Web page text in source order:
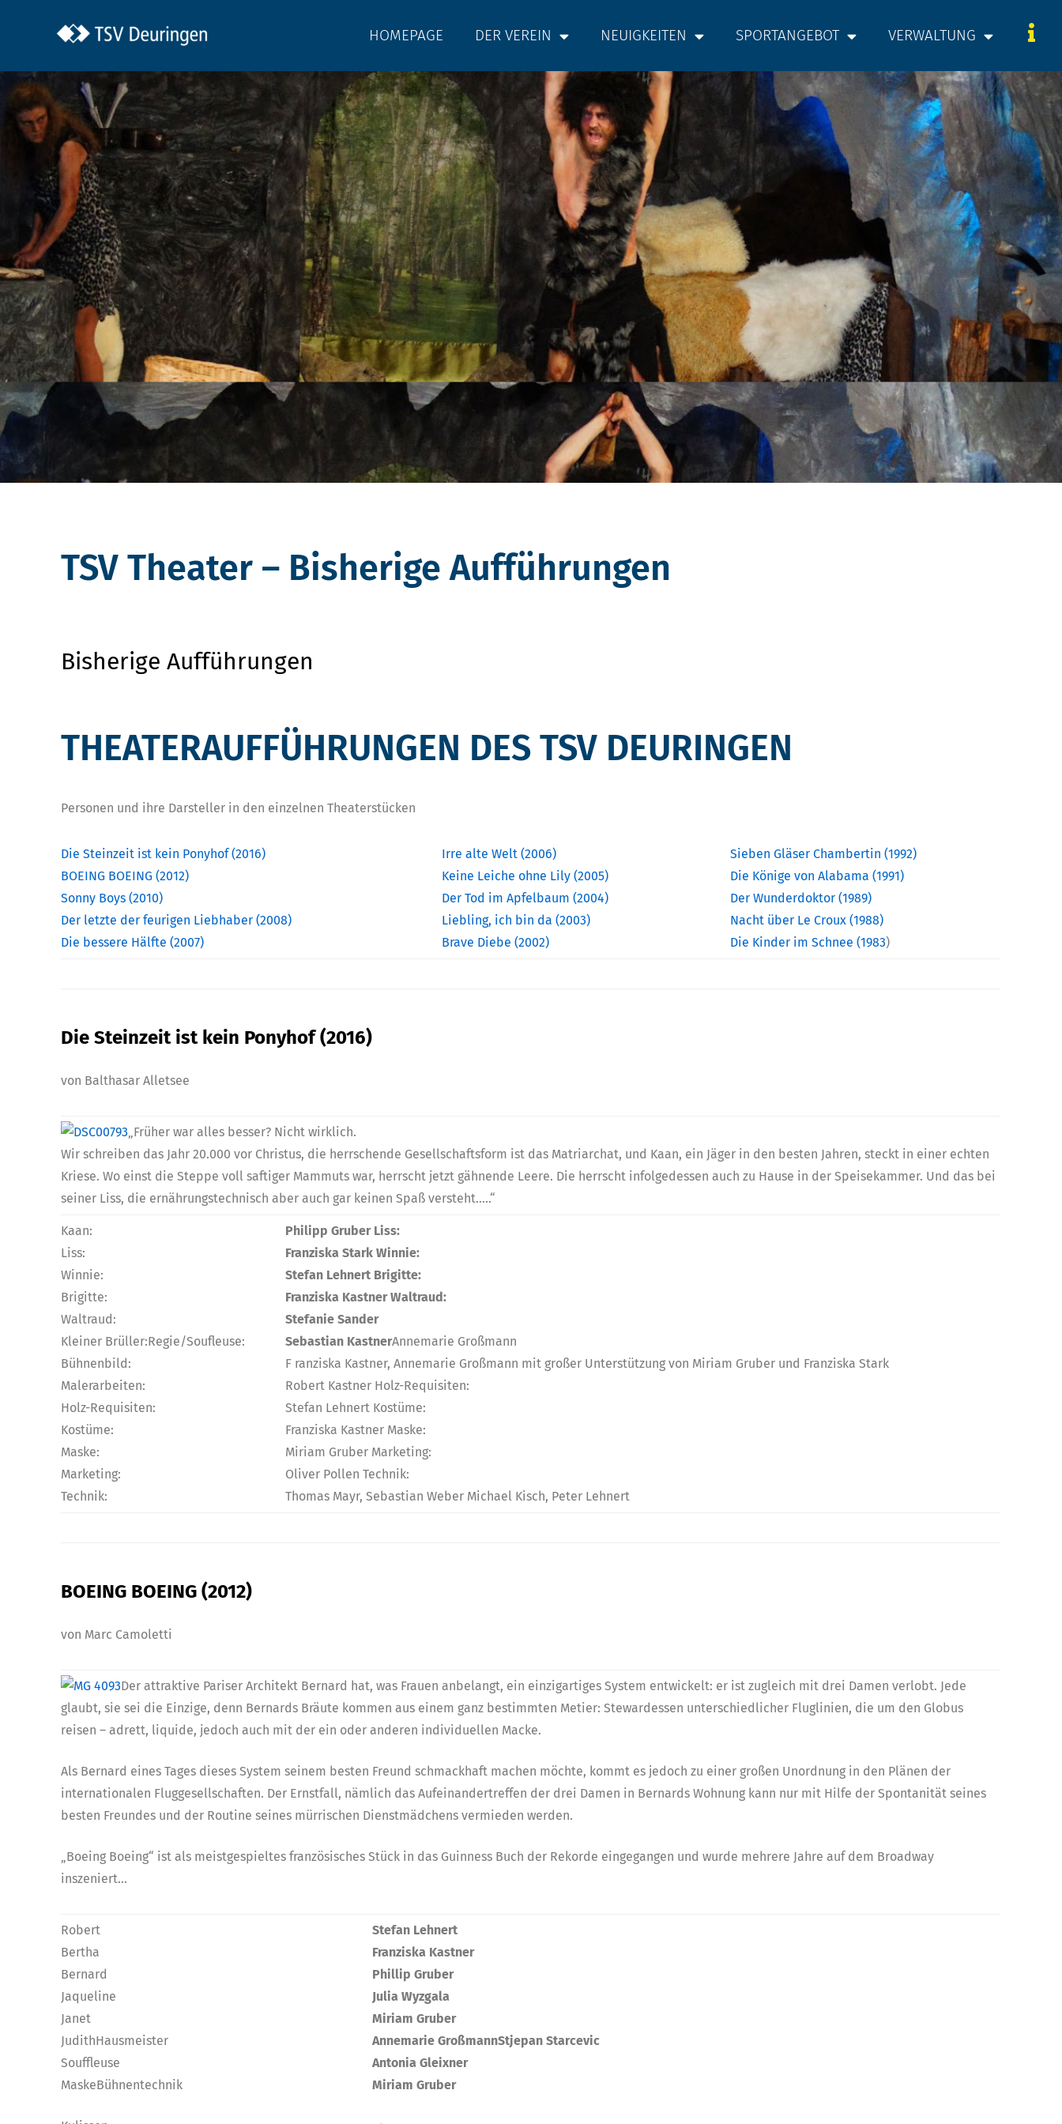
HOMEPAGE DER VEREIN NEUIGKEITEN SPORTANGEBOT VERWALTUNG
TSV Theater – Bisherige Aufführungen
Bisherige Aufführungen
THEATERAUFFÜHRUNGEN DES TSV DEURINGEN
Personen und ihre Darsteller in den einzelnen Theaterstücken
Die Steinzeit ist kein Ponyhof (2016)
BOEING BOEING (2012)
Sonny Boys (2010)
Der letzte der feurigen Liebhaber (2008)
Die bessere Hälfte (2007)
Irre alte Welt (2006)
Keine Leiche ohne Lily (2005)
Der Tod im Apfelbaum (2004)
Liebling, ich bin da (2003)
Brave Diebe (2002)
Sieben Gläser Chambertin (1992)
Die Könige von Alabama (1991)
Der Wunderdoktor (1989)
Nacht über Le Croux (1988)
Die Kinder im Schnee (1983)
Die Steinzeit ist kein Ponyhof (2016)
von Balthasar Alletsee
„Früher war alles besser? Nicht wirklich.
Wir schreiben das Jahr 20.000 vor Christus, die herrschende Gesellschaftsform ist das Matriarchat, und Kaan, ein Jäger in den besten Jahren, steckt in einer echten
Kriese. Wo einst die Steppe voll saftiger Mammuts war, herrscht jetzt gähnende Leere. Die herrscht infolgedessen auch zu Hause in der Speisekammer. Und das bei
seiner Liss, die ernährungstechnisch aber auch gar keinen Spaß versteht…..“
Kaan:
Liss:
Winnie:
Brigitte:
Waltraud:
Kleiner Brüller:Regie/Soufleuse:
Bühnenbild:
Malerarbeiten:
Holz-Requisiten:
Kostüme:
Maske:
Marketing:
Technik:
Philipp Gruber Liss:
Franziska Stark Winnie:
Stefan Lehnert Brigitte:
Franziska Kastner Waltraud:
Stefanie Sander
Sebastian KastnerAnnemarie Großmann
F ranziska Kastner, Annemarie Großmann mit großer Unterstützung von Miriam Gruber und Franziska Stark
Robert Kastner Holz-Requisiten:
Stefan Lehnert Kostüme:
Franziska Kastner Maske:
Miriam Gruber Marketing:
Oliver Pollen Technik:
Thomas Mayr, Sebastian Weber Michael Kisch, Peter Lehnert
BOEING BOEING (2012)
von Marc Camoletti
Der attraktive Pariser Architekt Bernard hat, was Frauen anbelangt, ein einzigartiges System entwickelt: er ist zugleich mit drei Damen verlobt. Jede
glaubt, sie sei die Einzige, denn Bernards Bräute kommen aus einem ganz bestimmten Metier: Stewardessen unterschiedlicher Fluglinien, die um den Globus
reisen – adrett, liquide, jedoch auch mit der ein oder anderen individuellen Macke.
Als Bernard eines Tages dieses System seinem besten Freund schmackhaft machen möchte, kommt es jedoch zu einer großen Unordnung in den Plänen der
internationalen Fluggesellschaften. Der Ernstfall, nämlich das Aufeinandertreffen der drei Damen in Bernards Wohnung kann nur mit Hilfe der Spontanität seines
besten Freundes und der Routine seines mürrischen Dienstmädchens vermieden werden.
„Boeing Boeing“ ist als meistgespieltes französisches Stück in das Guinness Buch der Rekorde eingegangen und wurde mehrere Jahre auf dem Broadway
inszeniert…
Robert
Bertha
Bernard
Jaqueline
Janet
JudithHausmeister
Souffleuse
MaskeBühnentechnik
Stefan Lehnert
Franziska Kastner
Phillip Gruber
Julia Wyzgala
Miriam Gruber
Annemarie GroßmannStjepan Starcevic
Antonia Gleixner
Miriam Gruber